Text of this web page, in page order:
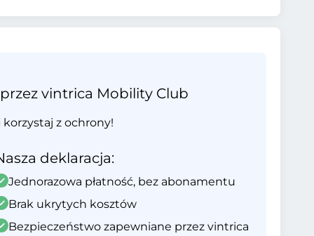
vintrica Mobility Club
z ochrony!
deklaracja:
Jednorazowa płatność, bez abonamentu
Brak ukrytych kosztów
Bezpieczeństwo zapewniane przez vintrica